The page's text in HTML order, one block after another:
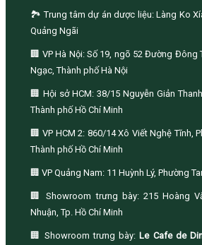
🏞️ Trung tâm dự án dược liệu: Làng Ko
Quảng Ngãi
🏢 VP Hà Nội: Số 19, ngõ 52 Đường Đông
Ngạc, Thành phố Hà Nội
🏢 Hội sở HCM: 38/15 Nguyễn Giản
Thành phố Hồ Chí Minh
🏢 VP HCM 2: 860/14 Xô Viết Nghệ Tĩnh,
Thành phố Hồ Chí Minh
🏢 VP Quảng Nam: 11 Huỳnh Lý, Phường
🏢 Showroom trưng bày: 215 Hoàng
Nhuận, Tp. Hồ Chí Minh
🏢 Showroom trưng bày: Le Cafe de